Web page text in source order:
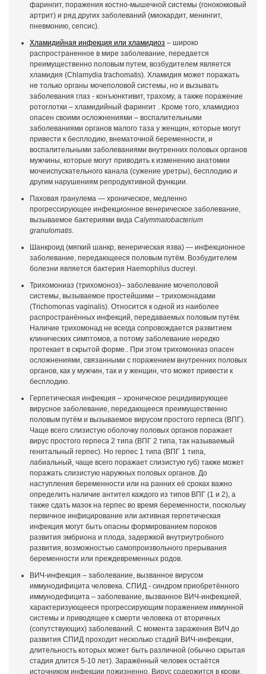
фарингит, поражения костно-мышечной системы (гонококковый
артрит) и ряд других заболеваний (миокардит, менингит,
пневмонию, сепсис).
Хламидийная инфекция или хламидиоз – широко
распространенное в мире заболевание, передается
преимущественно половым путем, возбудителем является
хламидия (Chlamydia traсhomatis). Хламидия может поражать
не только органы мочеполовой системы, но и вызывать
заболевания глаз - конъюнктивит, трахому, а также поражение
ротоглотки – хламидийный фарингит . Кроме того, хламидиоз
опасен своими осложнениями – воспалительными
заболеваниями органов малого таза у женщин, которые могут
привести к бесплодию, внематочной беременности, и
воспалительными заболеваниями внутренних половых органов
мужчины, которые могут приводить к изменению анатомии
мочеиспускательного канала (сужение уретры), бесплодию и
другим нарушениям репродуктивной функции.
Паховая гранулема — хроническое, медленно
прогрессирующее инфекционное венерическое заболевание,
вызываемое бактериями вида Calymmatobacterium
granulomatis.
Шанкроид (мягкий шанкр, венерическая язва) — инфекционное
заболевание, передающееся половым путём. Возбудителем
болезни является бактерия Haemophilus ducreyi.
Трихомониаз (трихомоноз)– заболевание мочеполовой
системы, вызываемое простейшими – трихомонадами
(Trichomonas vaginalis). Относится к одной из наиболее
распространённых инфекций, передаваемых половым путём.
Наличие трихомонад не всегда сопровождается развитием
клинических симптомов, а потому заболевание нередко
протекает в скрытой форме.. При этом трихомониаз опасен
осложнениями, связанными с поражением внутренних половых
органов, как у мужчин, так и у женщин, что может привести к
бесплодию.
Герпетическая инфекция – хроническое рецидивирующее
вирусное заболевание, передающееся преимущественно
половым путём и вызываемое вирусом простого герпеса (ВПГ).
Чаще всего слизистую оболочку половых органов поражает
вирус простого герпеса 2 типа (ВПГ 2 типа, так называемый
генитальный герпес). Но герпес 1 типа (ВПГ 1 типа,
лабиальный, чаще всего поражает слизистую губ) также может
поражать слизистую наружных половых органов. До
наступления беременности или на ранних её сроках важно
определить наличие антител каждого из типов ВПГ (1 и 2), а
также сдать мазок на герпес во время беременности, поскольку
первичное инфицирование или активная герпетическая
инфекция могут быть опасны формированием пороков
развития эмбриона и плода, задержкой внутриутробного
развития, возможностью самопроизвольного прерывания
беременности или преждевременных родов.
ВИЧ-инфекция – заболевание, вызванное вирусом
иммунодифицита человека. СПИД - синдром приобретённого
иммунодефицита – заболевание, вызванное ВИЧ-инфекцией,
характеризующееся прогрессирующим поражением иммунной
системы и приводящее к смерти человека от вторичных
(сопутствующих) заболеваний. С момента заражения ВИЧ до
развития СПИД проходит несколько стадий ВИЧ-инфекции,
длительность которых может быть различной (обычно скрытая
стадия длится 5-10 лет). Заражённый человек остаётся
источником инфекции пожизненно. Вирус содержится в крови,